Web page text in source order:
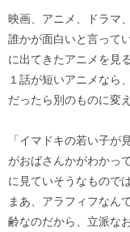
映画、アニメ、ドラマ
誰かが面白いと言って
に出てきたアニメを見
１話が短いアニメなら
だったら別のものに変
「イマドキの若い子が
がおばさんかがわかっ
に見ていそうなもので
まあ、アラフィフなん
齢なのだから、立派な